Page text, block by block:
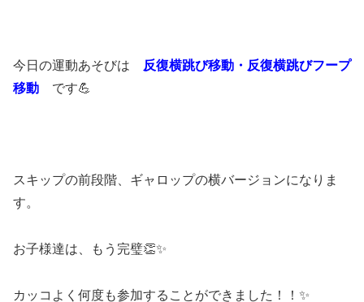
今日の運動あそびは
反復横跳び移動・反復横跳びフープ
移動 です💪
スキップの前段階、ギャロップの横バージョンになりま
す。
お子様達は、もう完璧👏✨
カッコよく何度も参加することができました！！✨